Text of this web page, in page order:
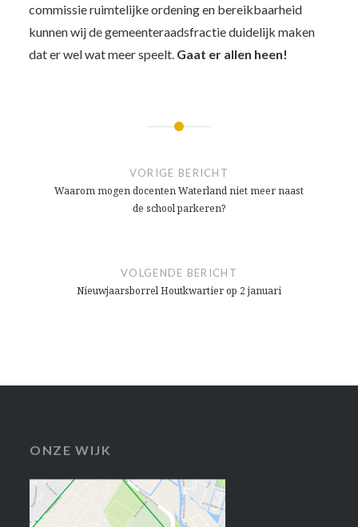
commissie ruimtelijke ordening en bereikbaarheid
kunnen wij de gemeenteraadsfractie duidelijk maken
dat er wel wat meer speelt. Gaat er allen heen!
VORIGE BERICHT
Waarom mogen docenten Waterland niet meer naast
de school parkeren?
VOLGENDE BERICHT
Nieuwjaarsborrel Houtkwartier op 2 januari
ONZE WIJK